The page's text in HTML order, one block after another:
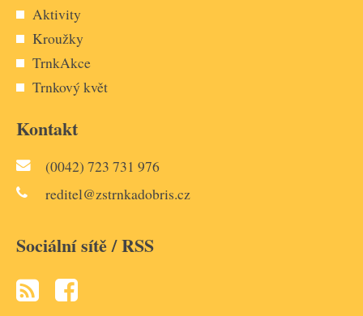
Aktivity
Kroužky
TrnkAkce
Trnkový květ
Kontakt
(0042) 723 731 976
reditel@zstrnkadobris.cz
Sociální sítě / RSS